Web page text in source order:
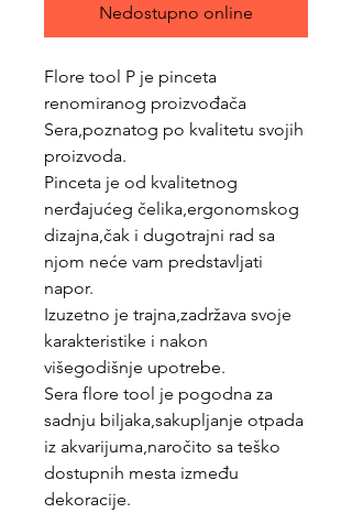
Nedostupno online
Flore tool P je pinceta
renomiranog proizvođača
Sera,poznatog po kvalitetu svojih
proizvoda.
Pinceta je od kvalitetnog
nerđajućeg čelika,ergonomskog
dizajna,čak i dugotrajni rad sa
njom neće vam predstavljati
napor.
Izuzetno je trajna,zadržava svoje
karakteristike i nakon
višegodišnje upotrebe.
Sera flore tool je pogodna za
sadnju biljaka,sakupljanje otpada
iz akvarijuma,naročito sa teško
dostupnih mesta između
dekoracije.